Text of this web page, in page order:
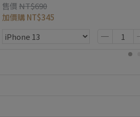
售價NT$690
加價購 NT$345